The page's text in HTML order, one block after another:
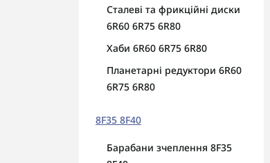
Сталеві та фрикційні диски
6R60 6R75 6R80
Хаби 6R60 6R75 6R80
Планетарні редуктори 6R60
6R75 6R80
8F35 8F40
Барабани зчеплення 8F35